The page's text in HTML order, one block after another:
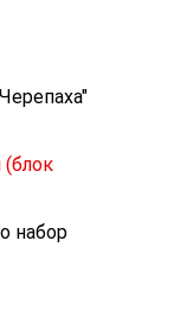
(блок
набор